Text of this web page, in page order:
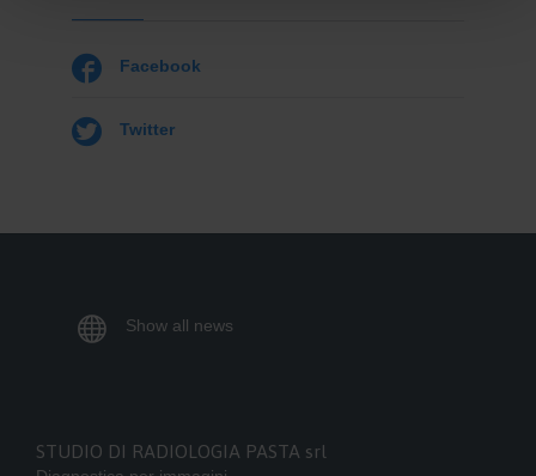
 Facebook
 Twitter
 Show all news
STUDIO DI RADIOLOGIA PASTA srl